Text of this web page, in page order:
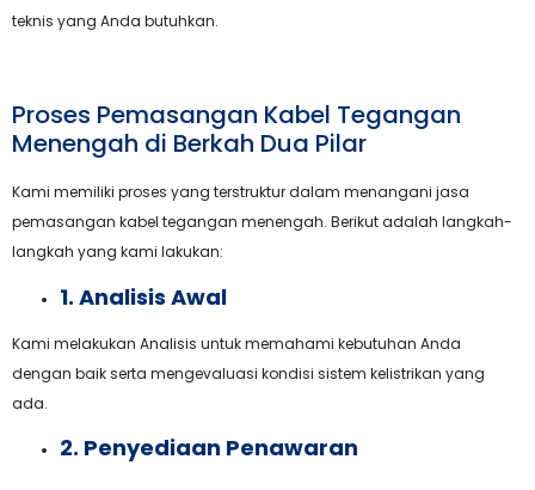
teknis yang Anda butuhkan.
Proses Pemasangan Kabel Tegangan
Menengah di Berkah Dua Pilar
Kami memiliki proses yang terstruktur dalam menangani jasa
pemasangan kabel tegangan menengah. Berikut adalah langkah-
langkah yang kami lakukan:
1. Analisis Awal
Kami melakukan Analisis untuk memahami kebutuhan Anda
dengan baik serta mengevaluasi kondisi sistem kelistrikan yang
ada.
2. Penyediaan Penawaran